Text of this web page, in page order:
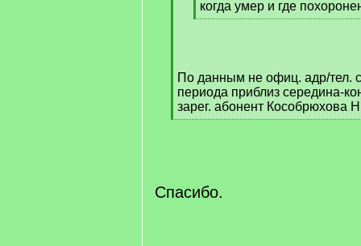
когда умер и где
[
По данным не офиц. адр/тел.
периода приблиз середина-
зарег. абонент Кособрюхова
[
Спасибо.